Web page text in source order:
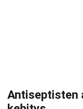
Antiseptisten